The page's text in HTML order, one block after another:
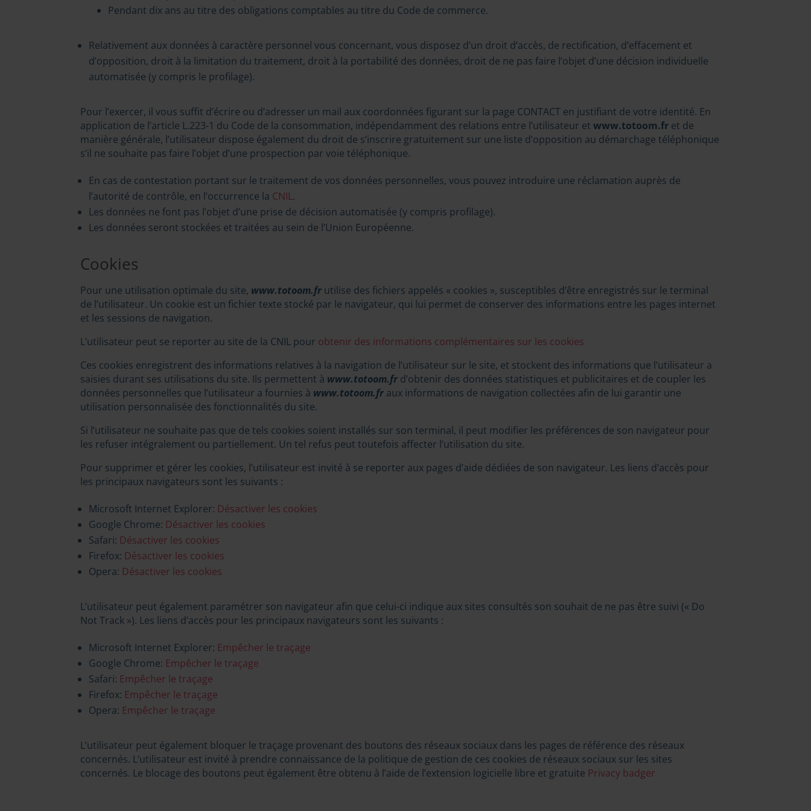
Pendant dix ans au titre des obligations comptables au titre du Code de commerce.
Relativement aux données à caractère personnel vous concernant, vous disposez d’un droit d’accès, de rectification, d’effacement et
d’opposition, droit à la limitation du traitement, droit à la portabilité des données, droit de ne pas faire l’objet d’une décision individuelle
automatisée (y compris le profilage).
Pour l’exercer, il vous suffit d’écrire ou d’adresser un mail aux coordonnées figurant sur la page CONTACT en justifiant de votre identité. En
application de l’article L.223-1 du Code de la consommation, indépendamment des relations entre l’utilisateur et www.totoom.fr et de
manière générale, l’utilisateur dispose également du droit de s’inscrire gratuitement sur une liste d’opposition au démarchage téléphonique
s’il ne souhaite pas faire l’objet d’une prospection par voie téléphonique.
En cas de contestation portant sur le traitement de vos données personnelles, vous pouvez introduire une réclamation auprès de
l’autorité de contrôle, en l’occurrence la CNIL.
Les données ne font pas l’objet d’une prise de décision automatisée (y compris profilage).
Les données seront stockées et traitées au sein de l’Union Européenne.
Cookies
Pour une utilisation optimale du site, www.totoom.frutilise des fichiers appelés « cookies », susceptibles d’être enregistrés sur le terminal
de l’utilisateur. Un cookie est un fichier texte stocké par le navigateur, qui lui permet de conserver des informations entre les pages internet
et les sessions de navigation.
L’utilisateur peut se reporter au site de la CNIL pour obtenir des informations complémentaires sur les cookies
Ces cookies enregistrent des informations relatives à la navigation de l’utilisateur sur le site, et stockent des informations que l’utilisateur a
saisies durant ses utilisations du site. Ils permettent à www.totoom.frd’obtenir des données statistiques et publicitaires et de coupler les
données personnelles que l’utilisateur a fournies à www.totoom.fraux informations de navigation collectées afin de lui garantir une
utilisation personnalisée des fonctionnalités du site.
Si l’utilisateur ne souhaite pas que de tels cookies soient installés sur son terminal, il peut modifier les préférences de son navigateur pour
les refuser intégralement ou partiellement. Un tel refus peut toutefois affecter l’utilisation du site.
Pour supprimer et gérer les cookies, l’utilisateur est invité à se reporter aux pages d’aide dédiées de son navigateur. Les liens d’accès pour
les principaux navigateurs sont les suivants :
Microsoft Internet Explorer: Désactiver les cookies
Google Chrome: Désactiver les cookies
Safari: Désactiver les cookies
Firefox: Désactiver les cookies
Opera: Désactiver les cookies
L’utilisateur peut également paramétrer son navigateur afin que celui-ci indique aux sites consultés son souhait de ne pas être suivi (« Do
Not Track »). Les liens d’accès pour les principaux navigateurs sont les suivants :
Microsoft Internet Explorer: Empêcher le traçage
Google Chrome: Empêcher le traçage
Safari: Empêcher le traçage
Firefox: Empêcher le traçage
Opera: Empêcher le traçage
L’utilisateur peut également bloquer le traçage provenant des boutons des réseaux sociaux dans les pages de référence des réseaux
concernés. L’utilisateur est invité à prendre connaissance de la politique de gestion de ces cookies de réseaux sociaux sur les sites
concernés. Le blocage des boutons peut également être obtenu à l’aide de l’extension logicielle libre et gratuite Privacy badger